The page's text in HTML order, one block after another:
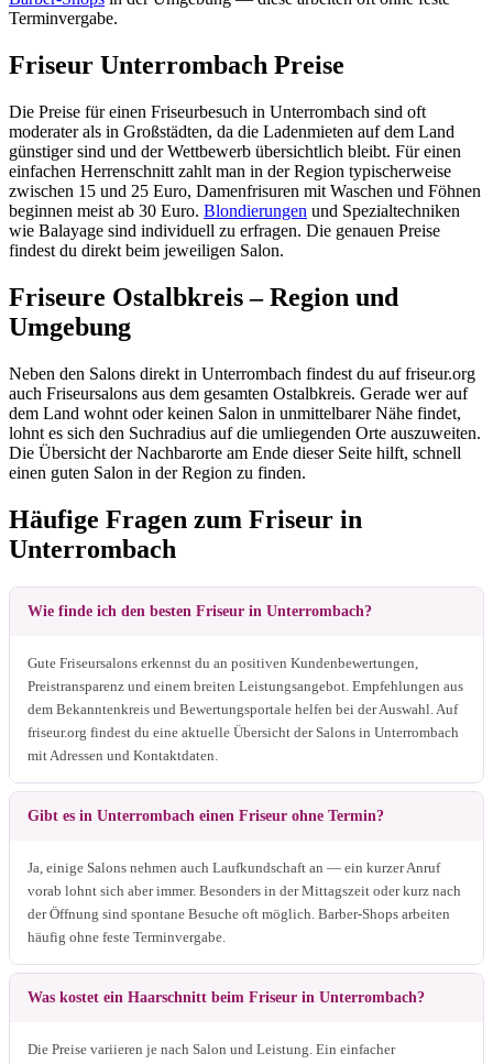
Terminvergabe.
Friseur Unterrombach Preise
Die Preise für einen Friseurbesuch in Unterrombach sind oft
moderater als in Großstädten, da die Ladenmieten auf dem Land
günstiger sind und der Wettbewerb übersichtlich bleibt. Für einen
einfachen Herrenschnitt zahlt man in der Region typischerweise
zwischen 15 und 25 Euro, Damenfrisuren mit Waschen und Föhnen
beginnen meist ab 30 Euro. Blondierungen und Spezialtechniken
wie Balayage sind individuell zu erfragen. Die genauen Preise
findest du direkt beim jeweiligen Salon.
Friseure Ostalbkreis – Region und
Umgebung
Neben den Salons direkt in Unterrombach findest du auf friseur.org
auch Friseursalons aus dem gesamten Ostalbkreis. Gerade wer auf
dem Land wohnt oder keinen Salon in unmittelbarer Nähe findet,
lohnt es sich den Suchradius auf die umliegenden Orte auszuweiten.
Die Übersicht der Nachbarorte am Ende dieser Seite hilft, schnell
einen guten Salon in der Region zu finden.
Häufige Fragen zum Friseur in
Unterrombach
Wie finde ich den besten Friseur in Unterrombach?
Gute Friseursalons erkennst du an positiven Kundenbewertungen,
Preistransparenz und einem breiten Leistungsangebot. Empfehlungen aus
dem Bekanntenkreis und Bewertungsportale helfen bei der Auswahl. Auf
friseur.org findest du eine aktuelle Übersicht der Salons in Unterrombach
mit Adressen und Kontaktdaten.
Gibt es in Unterrombach einen Friseur ohne Termin?
Ja, einige Salons nehmen auch Laufkundschaft an — ein kurzer Anruf
vorab lohnt sich aber immer. Besonders in der Mittagszeit oder kurz nach
der Öffnung sind spontane Besuche oft möglich. Barber-Shops arbeiten
häufig ohne feste Terminvergabe.
Was kostet ein Haarschnitt beim Friseur in Unterrombach?
Die Preise variieren je nach Salon und Leistung. Ein einfacher